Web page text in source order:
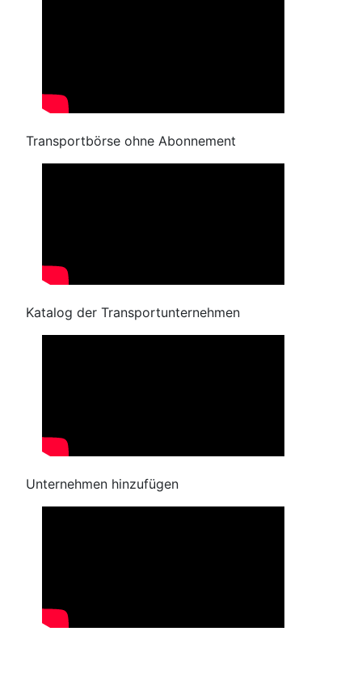
Transportbörse ohne Abonnement
Katalog der Transportunternehmen
Unternehmen hinzufügen